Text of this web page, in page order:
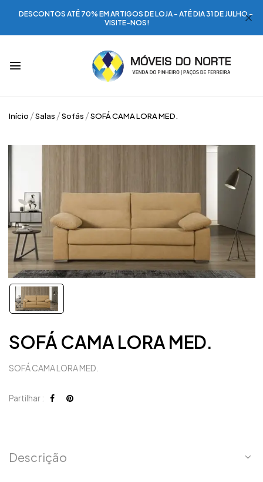
DESCONTOS ATÉ 70% EM ARTIGOS DE LOJA - ATÉ DIA 31 DE JULHO -
VISITE-NOS!
Início Salas Sofás SOFÁ CAMA LORA MED.
SOFÁ CAMA LORA MED.
SOFÁ CAMA LORA MED.
Partilhar :
Descrição